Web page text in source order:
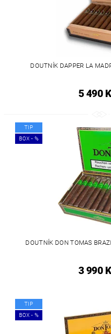
DOUTNÍK DAPPER LA
5 490
TIP
BOX - %
DOUTNÍK DON TOMAS
3 990
TIP
BOX - %